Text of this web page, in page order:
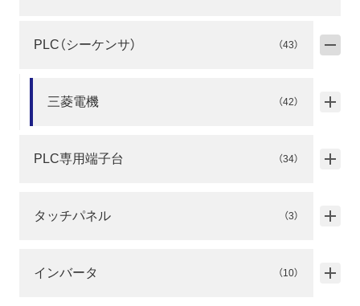
PLC（シーケンサ） （43）
三菱電機 （42）
PLC専用端子台 （34）
タッチパネル （3）
インバータ （10）